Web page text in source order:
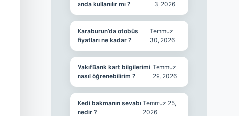
anda kullanılır mı ?
3, 2026
Karaburun’da otobüs
fiyatları ne kadar ?
Temmuz
30, 2026
VakıfBank kart bilgilerimi
nasıl öğrenebilirim ?
Temmuz
29, 2026
Kedi bakmanın sevabı
nedir ?
Temmuz 25,
2026